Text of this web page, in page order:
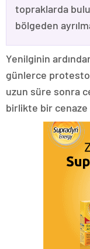
topraklarda
bölgeden
Yenilginin
günlerce
uzun süre sonra
birlikte bir